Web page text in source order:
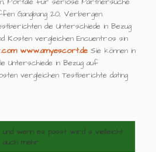
Gangbang 20, Verbergen.
die Unterschiede in Bezug
Kosten vergleichen Encuentros sin
www.amyescort.de Sie können in
Unterschiede in Bezug auf
vergleichen Testberichte dating
und wenn es passt wird s vielleicht
auch mehr